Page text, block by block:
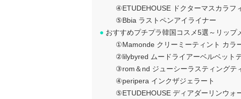
④ETUDEHOUSE ドクターマスカラフ
⑤Bbia ラストペンアイライナー
● おすすめプチプラ韓国コスメ5選～リップ
①Mamonde クリーミーティント カラ
②lilybyred ムードライアーベルベット
③rom＆nd ジューシーラスティングテ
④peripera インクザジェラート
⑤ETUDEHOUSE ディアダーリンウォ